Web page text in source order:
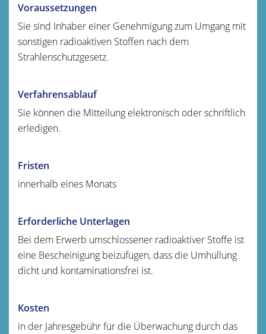
Voraussetzungen
Sie sind Inhaber einer Genehmigung zum Umgang mit
sonstigen radioaktiven Stoffen nach dem
Strahlenschutzgesetz.
Verfahrensablauf
Sie können die Mitteilung elektronisch oder schriftlich
erledigen.
Fristen
innerhalb eines Monats
Erforderliche Unterlagen
Bei dem Erwerb umschlossener radioaktiver Stoffe ist
eine Bescheinigung beizufügen, dass die Umhüllung
dicht und kontaminationsfrei ist.
Kosten
in der Jahresgebühr für die Überwachung durch das